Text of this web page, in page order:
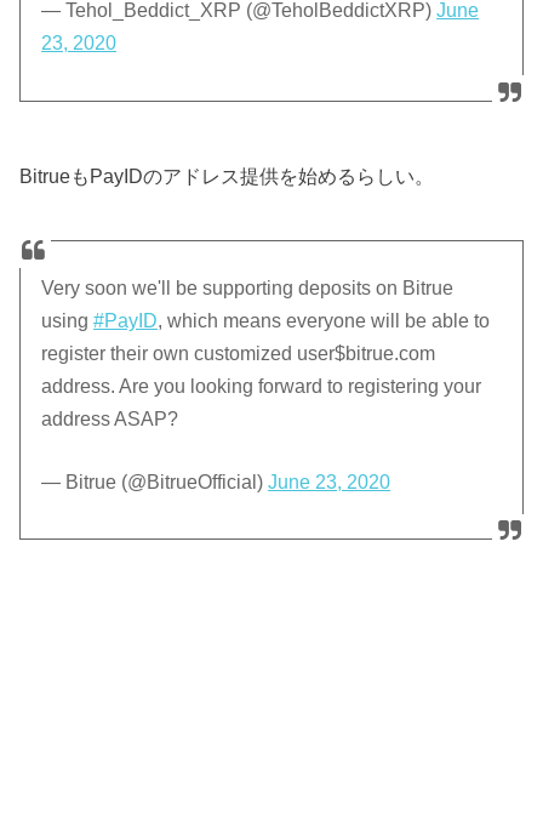
— Tehol_Beddict_XRP (@TeholBeddictXRP)June
23, 2020
BitrueもPayIDのアドレス提供を始めるらしい。
Very soon we'll be supporting deposits on Bitrue
using#PayID, which means everyone will be able to
register their own customized user$bitrue.com
address. Are you looking forward to registering your
address ASAP?
— Bitrue (@BitrueOfficial)June 23, 2020